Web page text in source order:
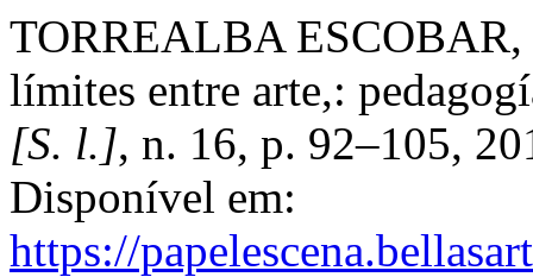
TORREALBA ESCOBAR,
límites entre arte,:
[S. l.], n. 16, p. 92–105,
Disponível em:
https://